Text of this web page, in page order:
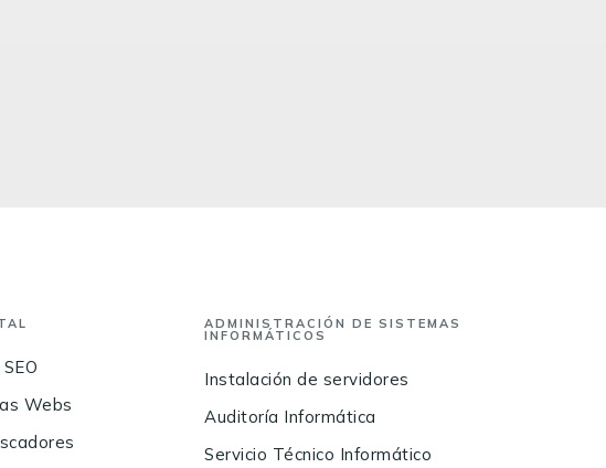
Webs
ADMINISTRACIÓN DE SISTEMAS
INFORMÁTICOS
Instalación de servidores
Auditoría Informática
Servicio Técnico Informático